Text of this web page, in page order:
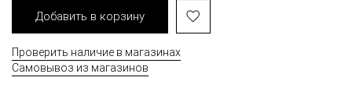
Добавить в корзину
Проверить наличие в магазинах
Самовывоз из магазинов